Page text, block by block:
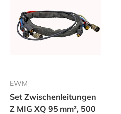
EWM
Set Zwischenleitungen
Z MIG XQ 95 mm², 500